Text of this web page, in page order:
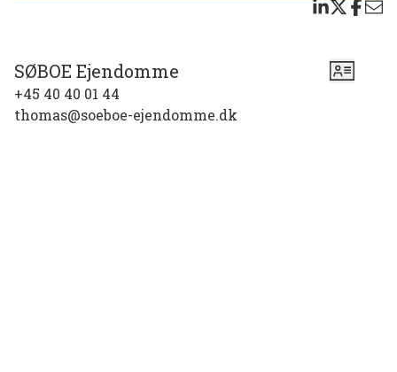
SØBOE Ejendomme
+45 40 40 01 44
thomas@soeboe-ejendomme.dk